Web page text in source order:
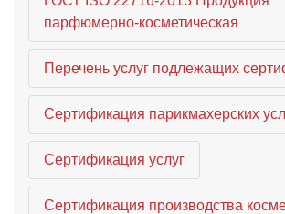
парфюмерно-косметическая
Перечень услуг подлежащих
Сертификация парикмахерских
Сертификация услуг
Сертификация производства